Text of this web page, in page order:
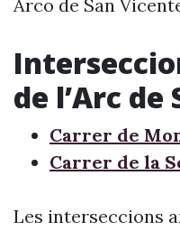
Arco de San
de l’Arc de
Carrer de
Carrer de la
Les interseccions